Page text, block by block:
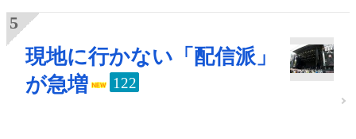
現地に行かない「配信派」
が急増
122